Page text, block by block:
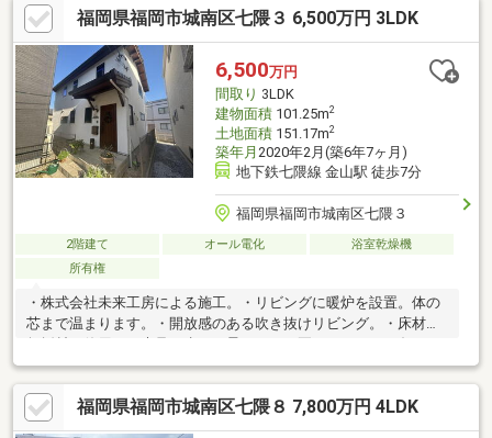
福岡県福岡市城南区七隈３ 6,500万円 3LDK
6,500万円
間取り 3LDK
建物面積101.25m2
土地面積151.17m2
築年月 2020年2月(築6年7ヶ月)
地下鉄七隈線 金山駅 徒歩7分
福岡県福岡市城南区七隈３
2階建て オール電化
浴室乾燥機
所有権
・株式会社未来工房による施工。・リビングに暖炉を設置。体の
芯まで温まります。・開放感のある吹き抜けリビング。・床材は
くもりを感じられます。・壁は漆喰で統一（外壁は天然スイス漆
喰、内装は田川の城かべ）。 漆喰のメリットは、耐久性、調湿
性、消臭・抗菌性、耐火性、デザイン性など多岐にわたりま
す。・一部にウィリアム・モリスの壁紙を採用した上質なデザイ
福岡県福岡市城南区七隈８ 7,800万円 4LDK